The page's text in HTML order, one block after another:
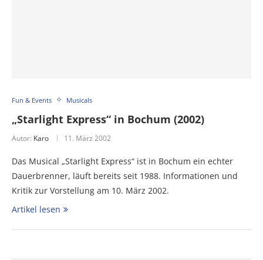
Fun & Events Musicals
„Starlight Express“ in Bochum (2002)
Autor: Karo 11. März 2002
Das Musical „Starlight Express“ ist in Bochum ein echter
Dauerbrenner, läuft bereits seit 1988. Informationen und
Kritik zur Vorstellung am 10. März 2002.
Artikel lesen